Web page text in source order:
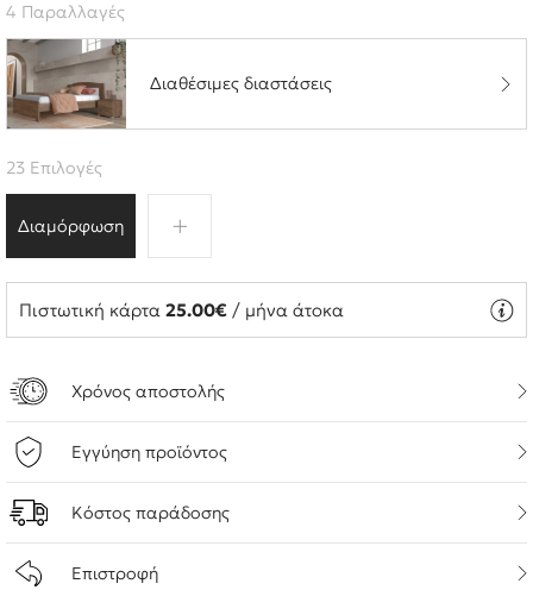
4 Παραλλαγές
Διαθέσιμες διαστάσεις
Διαμόρφωση
23 Επιλογές
Πιστωτική κάρτα 25.00€ / μήνα άτοκα
Χρόνος αποστολής
Εγγύηση προϊόντος
Κόστος παράδοσης
Επιστροφή